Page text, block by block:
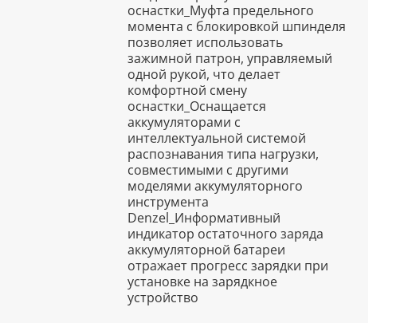
оснастки_Муфта предельного
момента с блокировкой шпинделя
позволяет использовать
зажимной патрон, управляемый
одной рукой, что делает
комфортной смену
оснастки_Оснащается
аккумуляторами с
интеллектуальной системой
распознавания типа нагрузки,
совместимыми с другими
моделями аккумуляторного
инструмента
Denzel_Информативный
индикатор остаточного заряда
аккумуляторной батареи
отражает прогресс зарядки при
установке на зарядкное
устройство